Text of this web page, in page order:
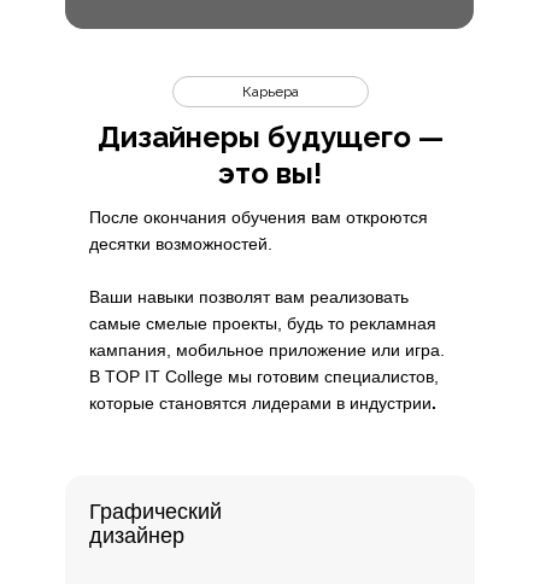
Дизайнеры будущего —
это вы!
Карьера
После окончания обучения вам откроются
десятки возможностей.
Ваши навыки позволят вам реализовать
самые смелые проекты, будь то рекламная
кампания, мобильное приложение или игра.
В TOP IT College мы готовим специалистов,
которые становятся лидерами в индустрии.
Графический
дизайнер